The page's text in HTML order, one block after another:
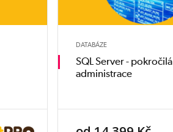
DATABÁZE
SQL Server - pokročilá
administrace